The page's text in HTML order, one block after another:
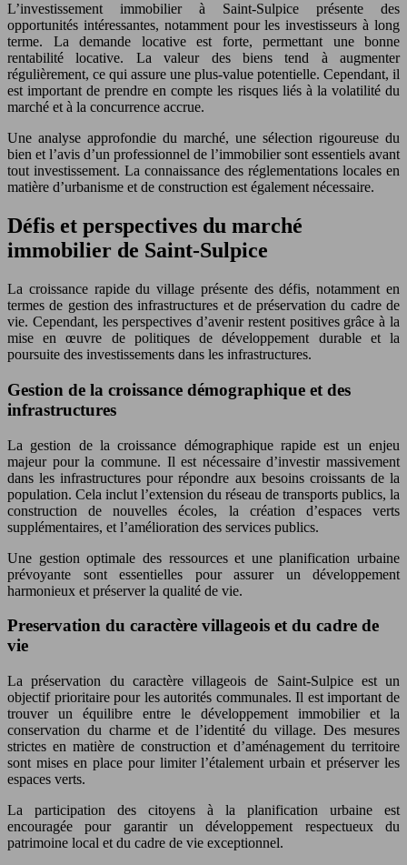
L’investissement immobilier à Saint-Sulpice présente des
opportunités intéressantes, notamment pour les investisseurs à long
terme. La demande locative est forte, permettant une bonne
rentabilité locative. La valeur des biens tend à augmenter
régulièrement, ce qui assure une plus-value potentielle. Cependant, il
est important de prendre en compte les risques liés à la volatilité du
marché et à la concurrence accrue.
Une analyse approfondie du marché, une sélection rigoureuse du
bien et l’avis d’un professionnel de l’immobilier sont essentiels avant
tout investissement. La connaissance des réglementations locales en
matière d’urbanisme et de construction est également nécessaire.
Défis et perspectives du marché
immobilier de Saint-Sulpice
La croissance rapide du village présente des défis, notamment en
termes de gestion des infrastructures et de préservation du cadre de
vie. Cependant, les perspectives d’avenir restent positives grâce à la
mise en œuvre de politiques de développement durable et la
poursuite des investissements dans les infrastructures.
Gestion de la croissance démographique et des
infrastructures
La gestion de la croissance démographique rapide est un enjeu
majeur pour la commune. Il est nécessaire d’investir massivement
dans les infrastructures pour répondre aux besoins croissants de la
population. Cela inclut l’extension du réseau de transports publics, la
construction de nouvelles écoles, la création d’espaces verts
supplémentaires, et l’amélioration des services publics.
Une gestion optimale des ressources et une planification urbaine
prévoyante sont essentielles pour assurer un développement
harmonieux et préserver la qualité de vie.
Preservation du caractère villageois et du cadre de
vie
La préservation du caractère villageois de Saint-Sulpice est un
objectif prioritaire pour les autorités communales. Il est important de
trouver un équilibre entre le développement immobilier et la
conservation du charme et de l’identité du village. Des mesures
strictes en matière de construction et d’aménagement du territoire
sont mises en place pour limiter l’étalement urbain et préserver les
espaces verts.
La participation des citoyens à la planification urbaine est
encouragée pour garantir un développement respectueux du
patrimoine local et du cadre de vie exceptionnel.